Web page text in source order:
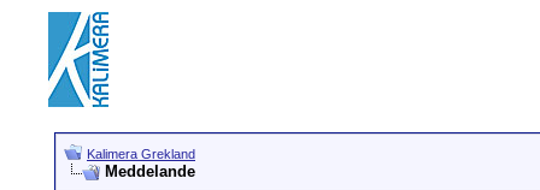
Kalimera Grekland
Meddelande